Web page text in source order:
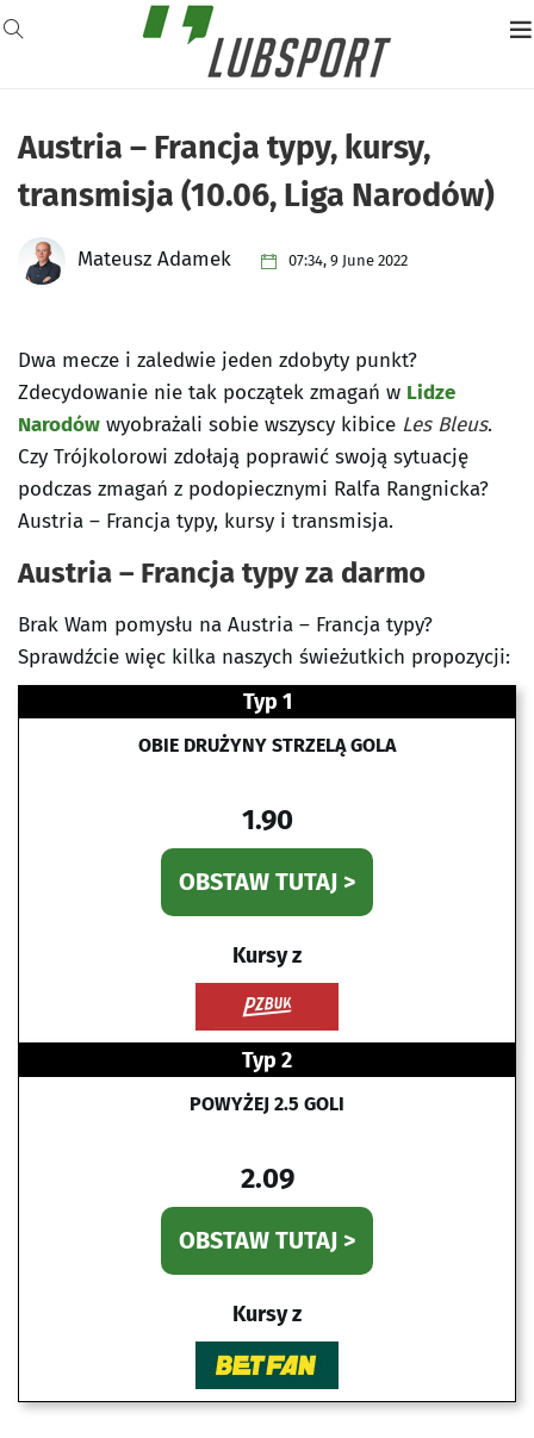
Austria – Francja typy, kursy,
transmisja (10.06, Liga Narodów)
Mateusz Adamek 07:34, 9 June 2022
Dwa mecze i zaledwie jeden zdobyty punkt?
Zdecydowanie nie tak początek zmagań w Lidze
Narodów wyobrażali sobie wszyscy kibice Les Bleus.
Czy Trójkolorowi zdołają poprawić swoją sytuację
podczas zmagań z podopiecznymi Ralfa Rangnicka?
Austria – Francja typy, kursy i transmisja.
Austria – Francja typy za darmo
Brak Wam pomysłu na Austria – Francja typy?
Sprawdźcie więc kilka naszych świeżutkich propozycji:
Typ 1
OBIE DRUŻYNY STRZELĄ GOLA
1.90
OBSTAW TUTAJ >
Kursy z
Typ 2
POWYŻEJ 2.5 GOLI
2.09
OBSTAW TUTAJ >
Kursy z